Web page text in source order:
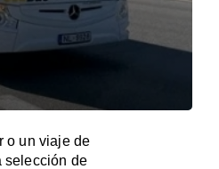
o un viaje de
selección de